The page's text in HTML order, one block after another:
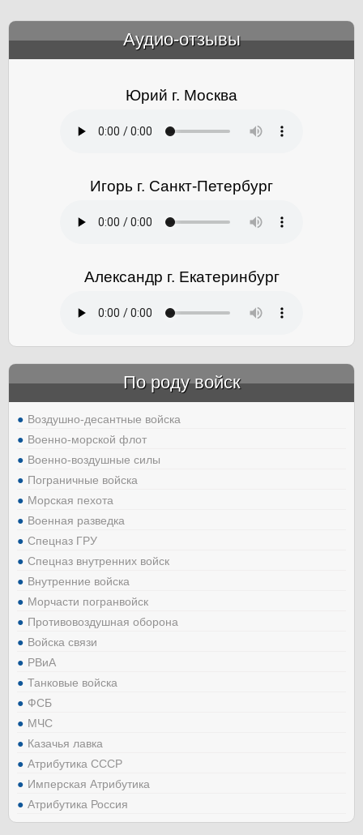
Аудио-отзывы
Юрий г. Москва
Игорь г. Санкт-Петербург
Александр г. Екатеринбург
По роду войск
Воздушно-десантные войска
Военно-морской флот
Военно-воздушные силы
Пограничные войска
Морская пехота
Военная разведка
Спецназ ГРУ
Спецназ внутренних войск
Внутренние войска
Морчасти погранвойск
Противовоздушная оборона
Войска связи
РВиА
Танковые войска
ФСБ
МЧС
Казачья лавка
Атрибутика СССР
Имперская Атрибутика
Атрибутика Россия